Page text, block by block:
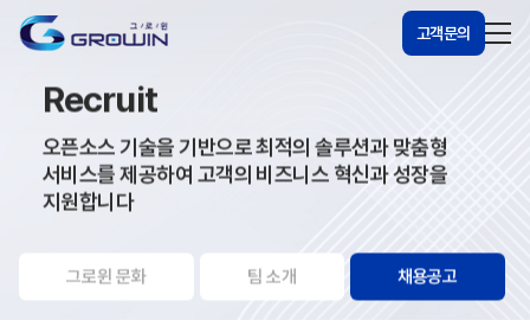
고객문의
Recruit
오픈소스 기술을 기반으로 최적의 솔루션과 맞춤형
서비스를 제공하여 고객의 비즈니스 혁신과 성장을
지원합니다
그로윈 문화 팀 소개 채용공고